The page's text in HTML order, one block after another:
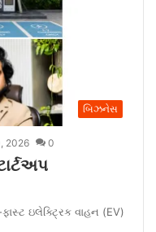
બિઝનેસ
2026 0
ઇલેક્ટ્રિક વાહન (EV)